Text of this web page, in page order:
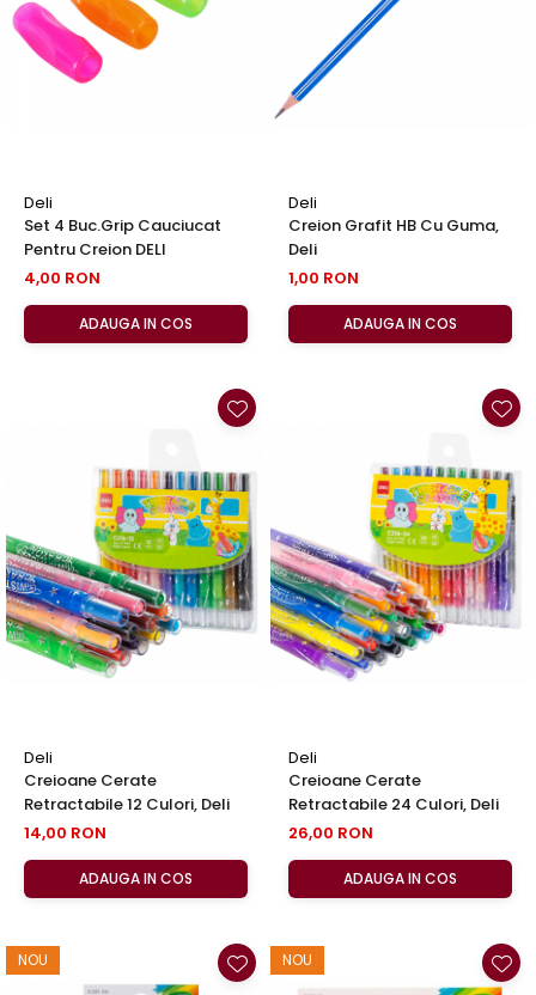
Graf von Faber-Castell
Molotow
Kreul
Leuchtturm1917
Consumabile
Clairefontaine
Lyra
Aristo
Elmers
Panini
World Cup 2026
Papermate
Foarfeci
Radiere
Corectoare, Lipici
Markere Machiaj
Rigle echere
Deli
Set 4 Buc.Grip Cauciucat
Pentru Creion DELI
4,00 RON
ADAUGA IN COS
Deli
Creion Grafit HB Cu Guma,
Deli
1,00 RON
ADAUGA IN COS
Deli
Creioane Cerate
Retractabile 12 Culori, Deli
14,00 RON
ADAUGA IN COS
Deli
Creioane Cerate
Retractabile 24 Culori, Deli
26,00 RON
ADAUGA IN COS
NOU NOU